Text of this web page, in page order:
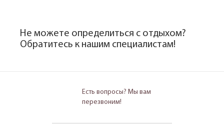
Не можете определиться с отдыхом?
Обратитесь к нашим специалистам!
Есть вопросы? Мы вам
перезвоним!